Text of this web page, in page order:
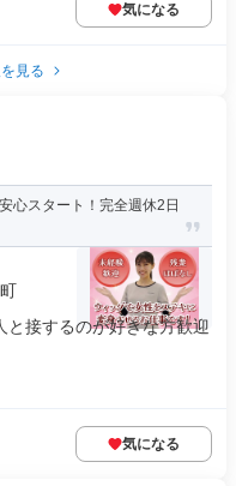
気になる
見る
心スタート！完全週休2日
接するのが好きな方歓迎
気になる